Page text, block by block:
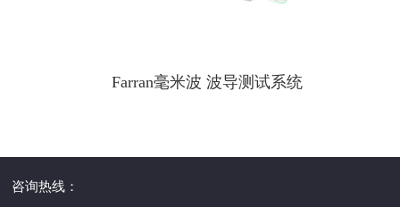
Farran毫米波 波导测试系统
咨询热线：